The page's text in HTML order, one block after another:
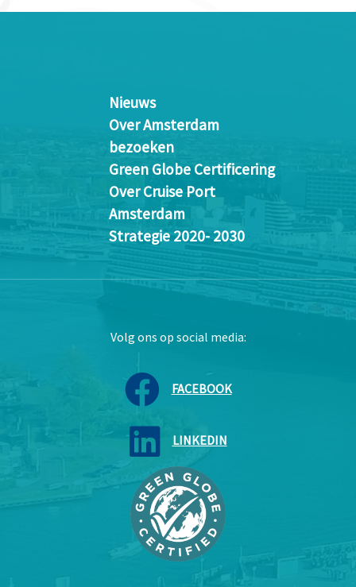
Nieuws
Over Amsterdam
bezoeken
Green Globe Certificering
Over Cruise Port
Amsterdam
Strategie 2020- 2030
Volg ons op social media:
FACEBOOK
LINKEDIN